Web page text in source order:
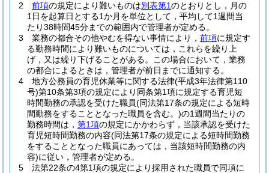
2
前項の規定により難いものは別表第1のとおりとし，月の
1日を起算日とする1か月を単位として，平均して1週間当
たり38時間45分までの範囲内で管理者が定める。
3
業務の都合その他やむを得ない事情により， 前項に規定す
る勤務時間により難いものについては，これらを繰り上
げ，又は繰り下げることがある。
この場合において，業務
の都合によるときは，管理者が前日までに通知する。
4
地方公務員の育児休業等に関する法律(平成3年法律第110
号)第10条第3項の規定により同条第1項に規定する育児短
時間勤務の承認を受けた職員(同法第17条の規定による短時
間勤務をすることとなった職員を含む。)の1週間当たりの
勤務時間は， 第1項の規定にかかわらず，当該承認を受けた
育児短時間勤務の内容(同法第17条の規定による短時間勤務
をすることとなった職員にあっては，当該短時間勤務の内
容)に従い，管理者が定める。
5
法第22条の4第1項の規定により採用された職員で同項に